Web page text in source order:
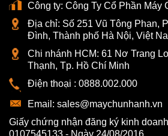
Công ty: Công Ty Cổ Phần Máy
Địa chỉ: Số 251 Vũ Tông Phan,
Đình, Thành phố Hà Nội, Việt
Chi nhánh HCM: 61 Nơ Trang
Thạnh, Tp. Hồ Chí Minh
Điện thoại : 0888.002.000
Email: sales@maychunhanh.vn
Giấy chứng nhận đăng ký kinh
0107545133 - Ngày 24/08/2016